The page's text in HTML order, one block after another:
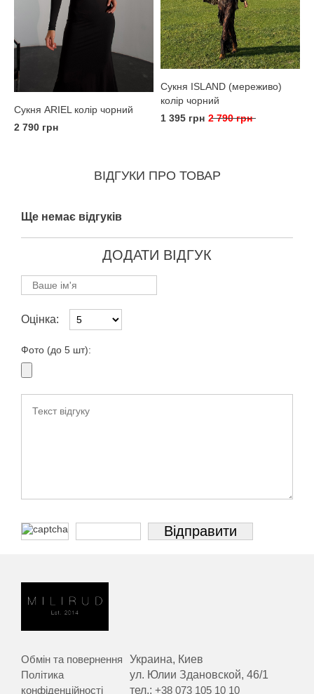
Сукня ARIEL колір чорний
2 790 грн
Сукня ISLAND (мереживо)
колір чорний
1 395 грн 2 790 грн
ВІДГУКИ ПРО ТОВАР
Ще немає відгуків
ДОДАТИ ВІДГУК
Оцінка:
Фото (до 5 шт):
Обмін та повернення
Політика
конфіденційності
Украина, Киев
ул. Юлии Здановской, 46/1
тел.:+38 073 105 10 10